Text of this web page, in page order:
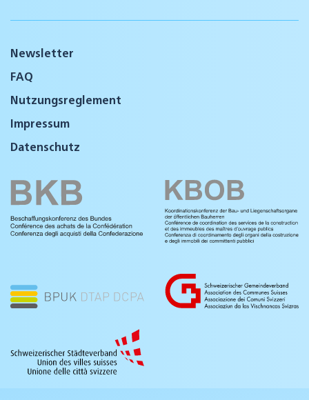
Newsletter
FAQ
Nutzungsreglement
Impressum
Datenschutz